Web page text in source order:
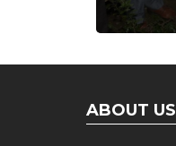
ABOUT US